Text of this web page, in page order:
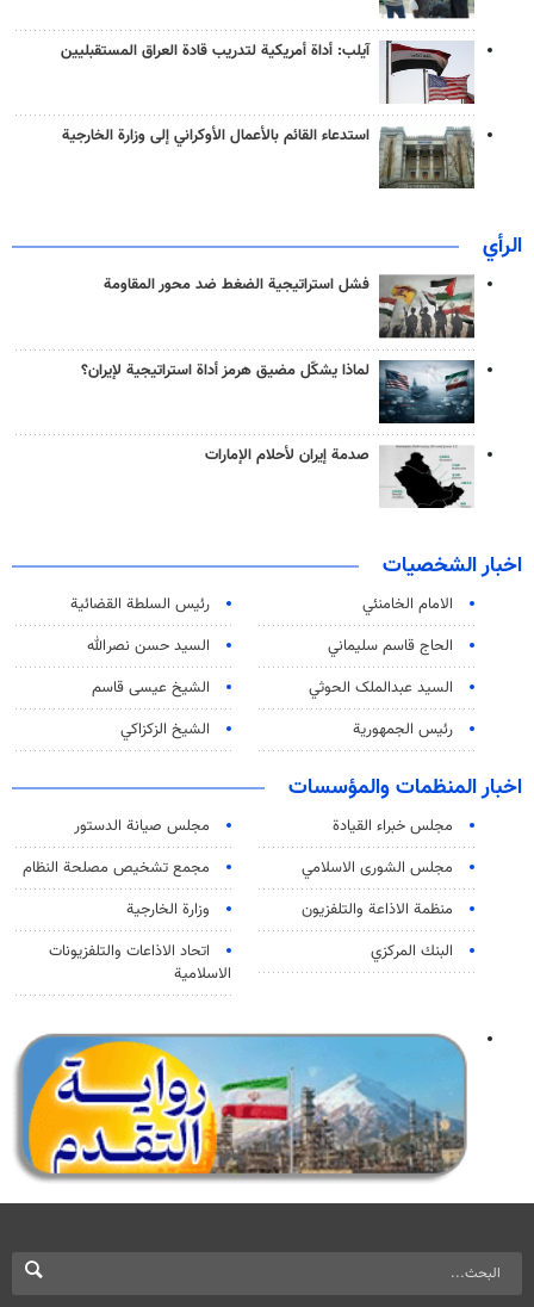
آيلب: أداة أمريكية لتدريب قادة العراق المستقبليين
استدعاء القائم بالأعمال الأوكراني إلى وزارة الخارجية
الرأي
فشل استراتيجية الضغط ضد محور المقاومة
لماذا يشكّل مضيق هرمز أداة استراتيجية لإيران؟
صدمة إيران لأحلام الإمارات
اخبار الشخصيات
الامام الخامنئي
رئیس السلطة القضائیة
الحاج قاسم سليماني
السيد حسن نصرالله
السید عبدالملک الحوثي
الشيخ عيسى قاسم
رئيس الجمهورية
الشيخ الزكزاكي
اخبار المنظمات والمؤسسات
مجلس خبراء القيادة
مجلس صيانة الدستور
مجلس الشورى الاسلامي
مجمع تشخيص مصلحة النظام
منظمة الاذاعة والتلفزیون
وزارة الخارجية
البنك المركزي
اتحاد الاذاعات والتلفزيونات
الاسلامية